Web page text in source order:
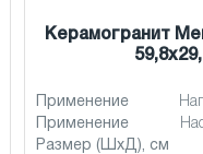
Керамогранит
Применение
Применение
Размер (ШхД), см